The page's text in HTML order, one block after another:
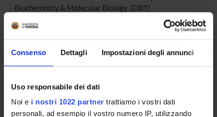
Consenso Dettagli Impostazioni degli annunci
Uso responsabile dei dati
Noi e i nostri 1022 partner trattiamo i vostri dati
personali, ad esempio il vostro numero IP, utilizzando
Biochemistry & Molecular Biology (DBT)
Biochimica e Biologia Molecolare
Biochemistry & Molecular Biology (DBT) (DBT)
Proteomica strutturale, funzionale e di espressione
Biochemistry & Molecular Biology (DM) (DM)
Biochimica e Biologia Molecolare
Proteomica strutturale, funzionale e di espressione